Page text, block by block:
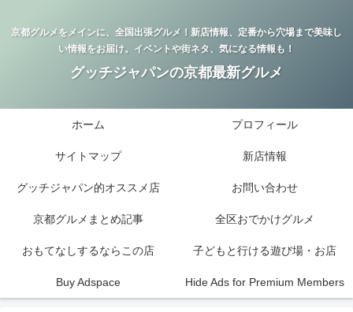
京都グルメをメインに、全国出張グルメ！新店情報、定番から穴場まで美味し
い情報をお届け。イベントや街ネタ、気になる情報も！
グッチジャパンの京都最新グルメ
ホーム プロフィール
サイトマップ 新店情報
グッチジャパン的オススメ店 お問い合わせ
京都グルメまとめ記事 全区おでかけグルメ
おもてなしするならこの店 子どもと行ける遊び場・お店
Buy Adspace Hide Ads for Premium Members